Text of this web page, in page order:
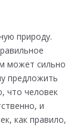
природу.
может сильно
предложить
что человек
и
как правило,